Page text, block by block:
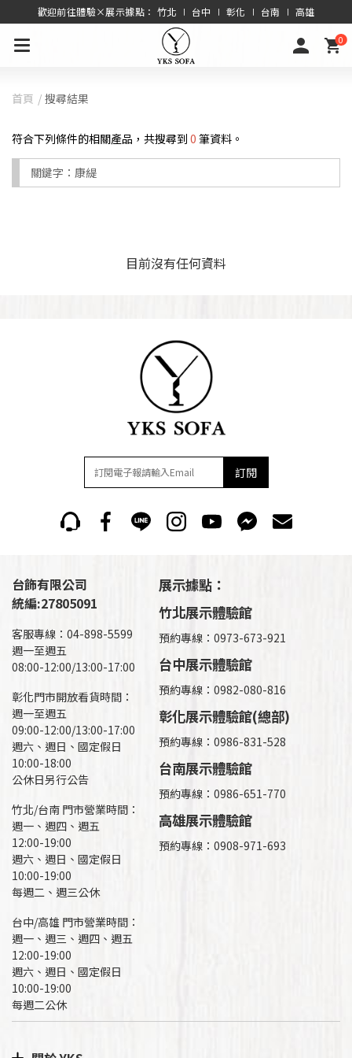
歡迎前往體驗×展示據點： 竹北 ∣ 台中 ∣ 彰化 ∣ 台南 ∣ 高雄
0
首頁 搜尋結果
符合下列條件的相關產品，共搜尋到 0 筆資料。
關鍵字： 康緹
目前沒有任何資料
訂閱
台飾有限公司
統編:27805091
客服專線：04-898-5599
週一至週五
08:00-12:00/13:00-17:00
彰化門市開放看貨時間：
週一至週五
09:00-12:00/13:00-17:00
週六、週日、國定假日
10:00-18:00
公休日另行公告
竹北/台南 門市營業時間：
週一、週四、週五
12:00-19:00
週六、週日、國定假日
10:00-19:00
每週二、週三公休
台中/高雄 門市營業時間：
週一、週三、週四、週五
12:00-19:00
週六、週日、國定假日
10:00-19:00
每週二公休
展示據點：
竹北展示體驗館
預約專線：0973-673-921
台中展示體驗館
預約專線：0982-080-816
彰化展示體驗館(總部)
預約專線： 0986-831-528
台南展示體驗館
預約專線：0986-651-770
高雄展示體驗館
預約專線： 0908-971-693